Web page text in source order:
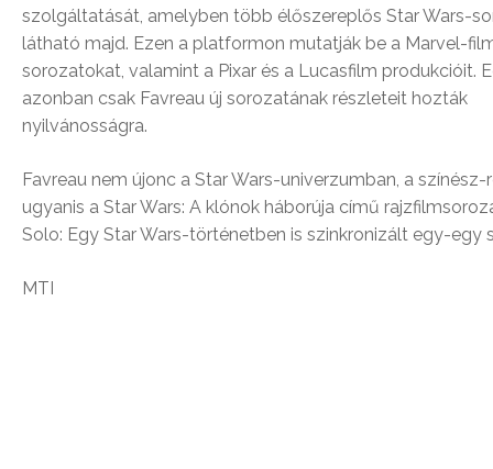
szolgáltatását, amelyben több élőszereplős Star Wars-
látható majd. Ezen a platformon mutatják be a Marvel-
sorozatokat, valamint a Pixar és a Lucasfilm produkcióit.
azonban csak Favreau új sorozatának részleteit hozták
nyilvánosságra.
Favreau nem újonc a Star Wars-univerzumban, a
ugyanis a Star Wars: A klónok háborúja című
Solo: Egy Star Wars-történetben is szinkronizált egy-egy
MTI